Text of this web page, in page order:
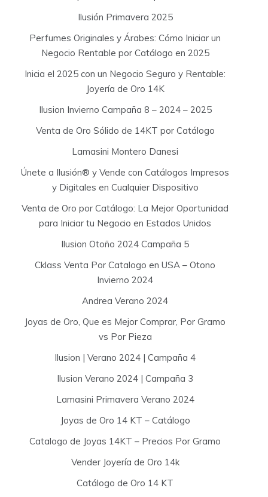
Ilusión Primavera 2025
Perfumes Originales y Árabes: Cómo Iniciar un
Negocio Rentable por Catálogo en 2025
Inicia el 2025 con un Negocio Seguro y Rentable:
Joyería de Oro 14K
Ilusion Invierno Campaña 8 – 2024 – 2025
Venta de Oro Sólido de 14KT por Catálogo
Lamasini Montero Danesi
Únete a Ilusión® y Vende con Catálogos Impresos
y Digitales en Cualquier Dispositivo
Venta de Oro por Catálogo: La Mejor Oportunidad
para Iniciar tu Negocio en Estados Unidos
Ilusion Otoño 2024 Campaña 5
Cklass Venta Por Catalogo en USA – Otono
Invierno 2024
Andrea Verano 2024
Joyas de Oro, Que es Mejor Comprar, Por Gramo
vs Por Pieza
Ilusion | Verano 2024 | Campaña 4
Ilusion Verano 2024 | Campaña 3
Lamasini Primavera Verano 2024
Joyas de Oro 14 KT – Catálogo
Catalogo de Joyas 14KT – Precios Por Gramo
Vender Joyería de Oro 14k
Catálogo de Oro 14 KT